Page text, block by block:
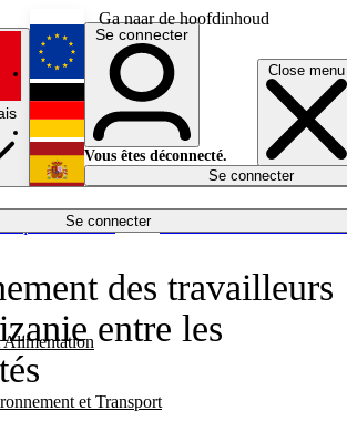
Ga naar de hoofdinhoud
Close menu
Se connecter
et Transport
Économie
English
Deutsch
Español
Se connecter
Vous êtes déconnecté.
Se connecter
des travailleurs
entre les